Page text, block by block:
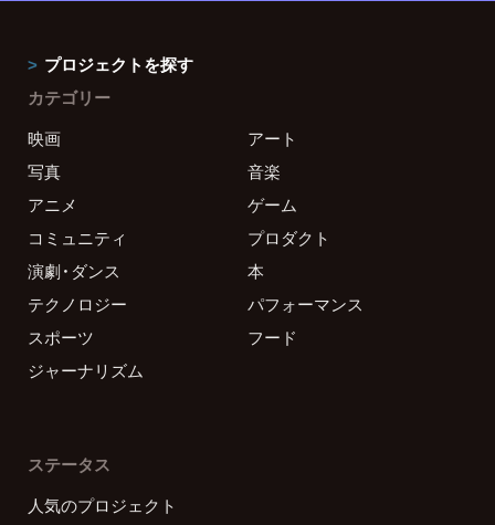
プロジェクトを探す
カテゴリー
映画
アート
写真
音楽
アニメ
ゲーム
コミュニティ
プロダクト
演劇・ダンス
本
テクノロジー
パフォーマンス
スポーツ
フード
ジャーナリズム
ステータス
人気のプロジェクト